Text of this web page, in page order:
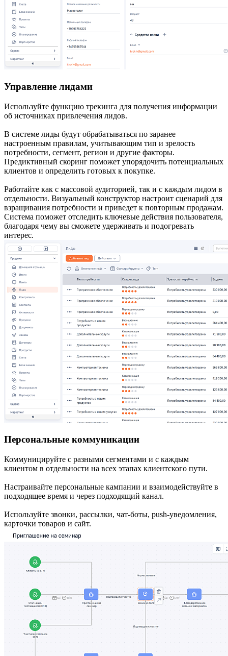
Управление лидами
Используйте функцию трекинга для получения информации
об источниках привлечения лидов.
В системе лиды будут обрабатываться по заранее
настроенным правилам, учитывающим тип и зрелость
потребности, сегмент, регион и другие факторы.
Предиктивный скоринг поможет упорядочить потенциальных
клиентов и определить готовых к покупке.
Работайте как с массовой аудиторией, так и с каждым лидом в
отдельности. Визуальный конструктор настроит сценарий для
взращивания потребности и приведет к повторным продажам.
Система поможет отследить ключевые действия пользователя,
благодаря чему вы сможете удерживать и подогревать
интерес.
Персональные коммуникации
Коммуницируйте с разными сегментами и с каждым
клиентом в отдельности на всех этапах клиентского пути.
Настраивайте персональные кампании и взаимодействуйте в
подходящее время и через подходящий канал.
Используйте звонки, рассылки, чат-боты, push-уведомления,
карточки товаров и сайт.